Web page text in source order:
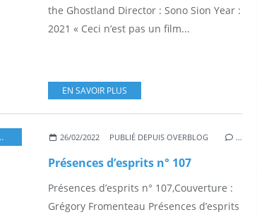
the Ghostland Director : Sono Sion Year :
2021 « Ceci n’est pas un film...
EN SAVOIR PLUS
, COMICS,COURTS-MÉTRAGES,FANTASTIQUE FANTASY
26/02/2022 PUBLIÉ DEPUIS OVERBLOG …
Présences d’esprits n° 107
Présences d’esprits n° 107,Couverture :
Grégory Fromenteau Présences d’esprits